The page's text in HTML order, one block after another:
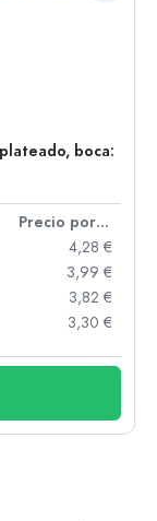
boca:
Precio por unidad
4,28 €
3,99 €
3,82 €
3,30 €